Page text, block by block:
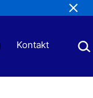
Kontakt